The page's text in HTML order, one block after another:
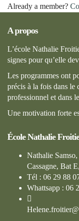
Already a member?
A propos
L’école Nathalie
signes pour qu’elle
Les programmes ont
précis à la fois dans le
professionnel et dans
Une motivation forte
École Nathalie
Nathalie
Cassagne, Bat
Tél : 06 29 88
Whattsapp : 06